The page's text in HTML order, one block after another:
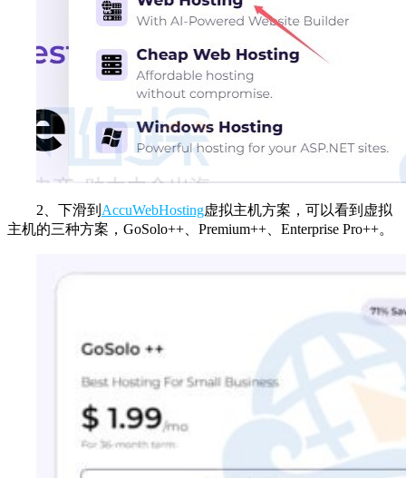
2、下滑到 AccuWebHosting虚拟主机方案，可以看到虚拟
主机的三种方案，GoSolo++、Premium++、Enterprise Pro++。